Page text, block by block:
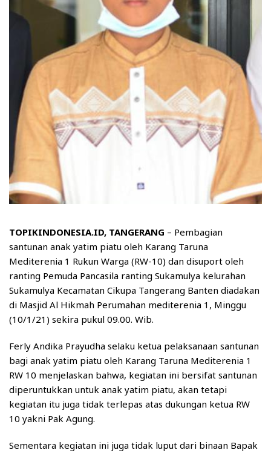
TOPIKINDONESIA.ID, TANGERANG – Pembagian
santunan anak yatim piatu oleh Karang Taruna
Mediterenia 1 Rukun Warga (RW-10) dan disuport oleh
ranting Pemuda Pancasila ranting Sukamulya kelurahan
Sukamulya Kecamatan Cikupa Tangerang Banten diadakan
di Masjid Al Hikmah Perumahan mediterenia 1, Minggu
(10/1/21) sekira pukul 09.00. Wib.
Ferly Andika Prayudha selaku ketua pelaksanaan santunan
bagi anak yatim piatu oleh Karang Taruna Mediterenia 1
RW 10 menjelaskan bahwa, kegiatan ini bersifat santunan
diperuntukkan untuk anak yatim piatu, akan tetapi
kegiatan itu juga tidak terlepas atas dukungan ketua RW
10 yakni Pak Agung.
Sementara kegiatan ini juga tidak luput dari binaan Bapak